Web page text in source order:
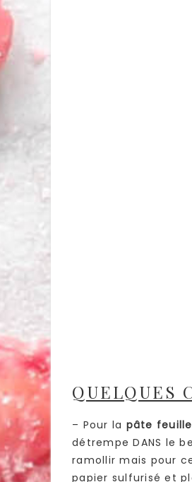
QUELQUES
– Pour la pâte
détrempe DANS le
ramollir mais pour
papier sulfurisé et